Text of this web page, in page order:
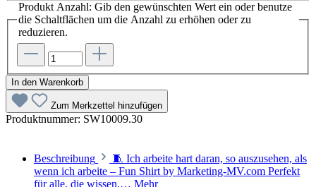
Produkt Anzahl: Gib den gewünschten Wert ein oder benutze
die Schaltflächen um die Anzahl zu erhöhen oder zu
reduzieren.
In den Warenkorb
Zum Merkzettel hinzufügen
Produktnummer: SW10009.30
Beschreibung
🧵 Ich arbeite hart daran, so auszusehen, als
wenn ich arbeite – Fun Shirt by Marketing-MV.com Perfekt
für alle, die wissen,… Mehr